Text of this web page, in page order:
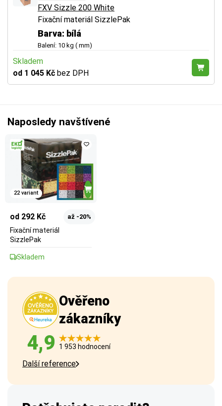
FXV Sizzle 200 White
Fixační materiál SizzlePak
Barva: bílá
Balení: 10 kg ( mm)
Skladem
od 1 045 Kč bez DPH
Naposledy navštívené
22 variant
od 292 Kč až -20%
Fixační materiál
SizzlePak
Skladem
Ověřeno
zákazníky
4,9 1 953 hodnocení
Další reference